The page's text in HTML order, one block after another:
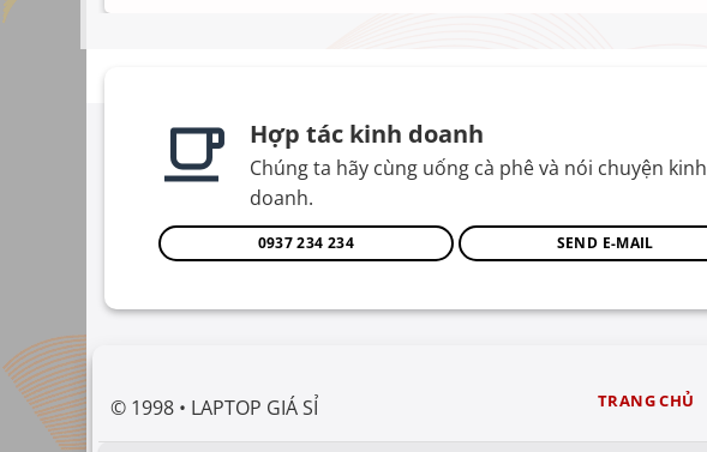
Hợp tác kinh doanh
Chúng ta hãy cùng uống cà phê và nói chuyện kinh
doanh.
0937 234 234 SEND E-MAIL
© 1998 • LAPTOP GIÁ SỈ TRANG CHỦ